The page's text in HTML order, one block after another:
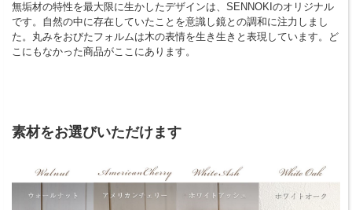
無垢材の特性を最大限に生かしたデザインは、SENNOKIのオリジナル
です。自然の中に存在していたことを意識し鏡との調和に注力しまし
た。丸みをおびたフォルムは木の表情を生き生きと表現しています。ど
こにもなかった商品がここにあります。
素材をお選びいただけます